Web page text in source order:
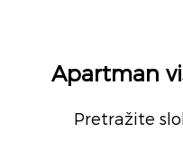
Apartman
Pretražite